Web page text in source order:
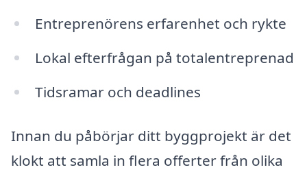
Entreprenörens erfarenhet och rykte
Lokal efterfrågan på totalentreprenad
Tidsramar och deadlines
Innan du påbörjar ditt byggprojekt är det
klokt att samla in flera offerter från olika